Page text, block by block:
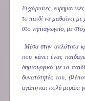
Ευχάριστες,
το παιδί να μαθαίνει με
στο νηπιαγωγείο, με
Μέσα στην απλότητα
που κάνει ένας
δημιουργικά με το
δυνατότητές του,
αγάπη και πολύ μεράκι